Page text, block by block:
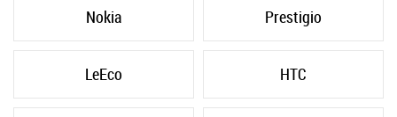
Nokia Prestigio
LeEco HTC